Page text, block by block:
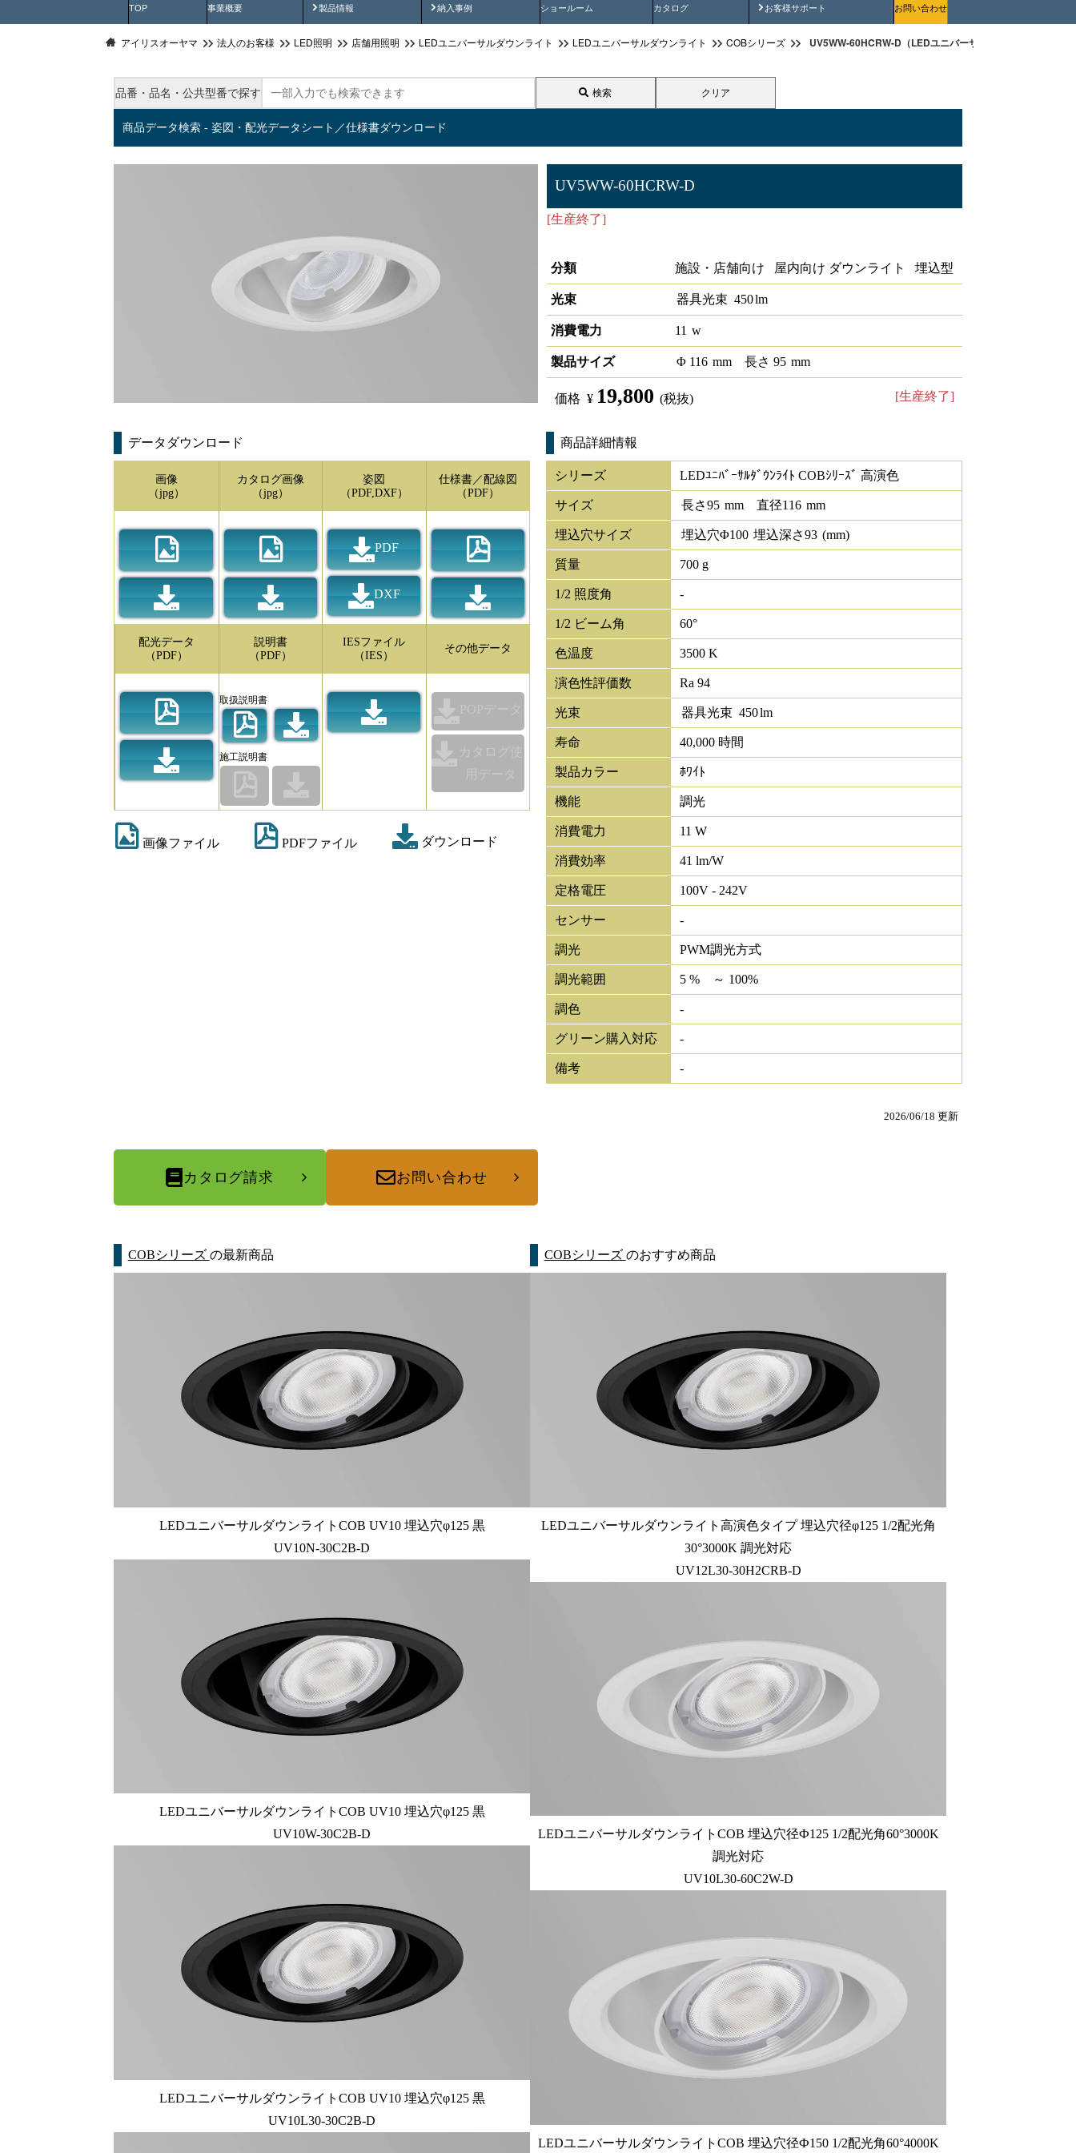
TOP 事業概要 製品情報
製品動画 納入事例
納入事例動画 ショールーム カタログ お客様サポート
安全にご使用いただくためにお問い合わせ
アイリスオーヤマ 法人のお客様 LED照明 店舗用照明 LEDユニバーサルダウンライト LEDユニバーサルダウンライト COBシリーズ UV5WW-60HCRW-D（LEDユニバーサルダウンライト高演
品番・品名・公共型番で探す 検索 クリア
商品データ検索 - 姿図・配光データシート／仕様書ダウンロード
UV5WW-60HCRW-D
[生産終了]
分類
施設・店舗向け 屋内向け ダウンライト 埋込型
光束 器具光束 450lm
消費電力 11 w
製品サイズ Φ 116 mm 長さ95 mm
価格 ¥ 19,800 (税抜) [生産終了]
データダウンロード
画像
（jpg）
カタログ画像
（jpg）
姿図
（PDF,DXF）
PDF
DXF
仕様書／配線図
（PDF）
配光データ
（PDF）
説明書
（PDF）
取扱説明書
施工説明書
IESファイル
（IES）
その他データ
POPデータ
カタログ使
用データ
画像ファイル PDFファイル ダウンロード
商品詳細情報
シリーズ LEDﾕﾆﾊﾞｰｻﾙﾀﾞｳﾝﾗｲﾄ COBｼﾘｰｽﾞ 高演色
サイズ 長さ95 mm 直径116 mm
埋込穴サイズ 埋込穴Φ100 埋込深さ93 (mm)
質量 700 g
1/2 照度角 -
1/2 ビーム角 60°
色温度 3500 K
演色性評価数 Ra 94
光束 器具光束 450lm
寿命 40,000 時間
製品カラー ﾎﾜｲﾄ
機能 調光
消費電力 11 W
消費効率 41 lm/W
定格電圧 100V - 242V
センサー -
調光 PWM調光方式
調光範囲 5 % ～ 100%
調色 -
グリーン購入対応 -
備考 -
2026/06/18 更新
カタログ請求 お問い合わせ
COBシリーズ の最新商品
LEDユニバーサルダウンライトCOB UV10 埋込穴φ125 黒
UV10N-30C2B-D
LEDユニバーサルダウンライトCOB UV10 埋込穴φ125 黒
UV10W-30C2B-D
LEDユニバーサルダウンライトCOB UV10 埋込穴φ125 黒
UV10L30-30C2B-D
COBシリーズ のおすすめ商品
LEDユニバーサルダウンライト高演色タイプ 埋込穴径φ125 1/2配光角
30°3000K 調光対応
UV12L30-30H2CRB-D
LEDユニバーサルダウンライトCOB 埋込穴径Ф125 1/2配光角60°3000K
調光対応
UV10L30-60C2W-D
LEDユニバーサルダウンライトCOB 埋込穴径Ф150 1/2配光角60°4000K